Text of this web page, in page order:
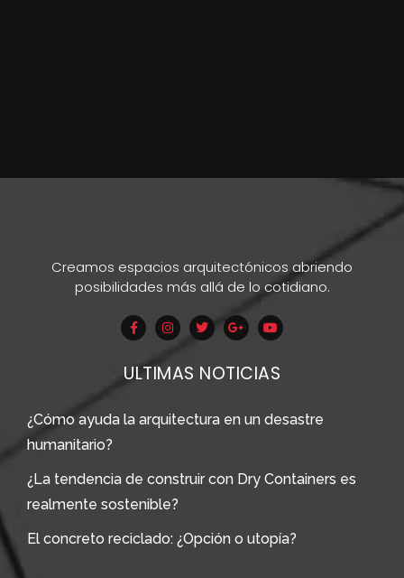
Creamos espacios arquitectónicos abriendo
posibilidades más allá de lo cotidiano.
ULTIMAS NOTICIAS
¿Cómo ayuda la arquitectura en un desastre
humanitario?
¿La tendencia de construir con Dry Containers es
realmente sostenible?
El concreto reciclado: ¿Opción o utopía?